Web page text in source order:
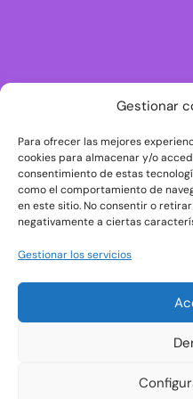
Gestionar
Para ofrecer las mejores
cookies para almacenar y/o
consentimiento de estas
como el comportamiento de
en este sitio. No consentir o
negativamente a ciertas
Gestionar los servicios
Rick and
The Big Bang
Theory
The Blues
Brothers
The
The Shining